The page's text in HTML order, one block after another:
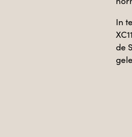
In
de